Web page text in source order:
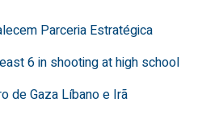
Parceria Estratégica
6 in shooting at high school
de Gaza Líbano e Irã